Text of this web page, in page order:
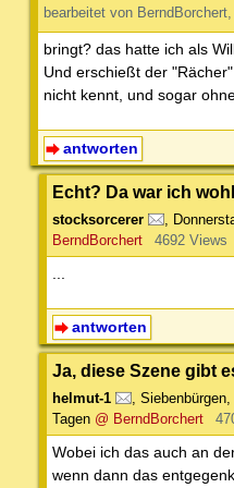
bearbeitet von
bringt? das hatte ich als
Und erschießt der
nicht kennt, und sogar
antworten
Echt? Da war ich
stocksorcerer ,
BerndBorchert
4692 Views
...
antworten
Ja, diese Szene gibt
helmut-1 , Siebenbürgen,
Tagen @ BerndBorchert
Wobei ich das auch an
wenn dann das